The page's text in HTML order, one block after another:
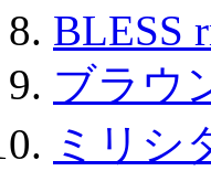
BLESS
ブラウ
ミリシ